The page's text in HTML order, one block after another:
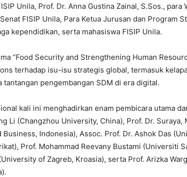
Unila, Prof. Dr. Anna Gustina Zainal, S.Sos., para
FISIP Unila, Para Ketua Jurusan dan Program
kependidikan, serta mahasiswa FISIP Unila.
“Food Security and Strengthening Human
terhadap isu-isu strategis global, termasuk
pengembangan SDM di era digital.
kali ini menghadirkan enam pembicara utama
Li (Changzhou University, China), Prof. Dr. Suraya,
Indonesia), Assoc. Prof. Dr. Ashok Das
Prof. Mohammad Reevany Bustami (Universiti
of Zagreb, Kroasia), serta Prof. Arizka